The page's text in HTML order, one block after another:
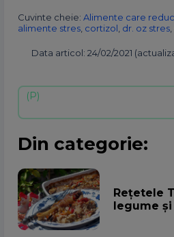
Cuvinte cheie: Alimente care
alimente stres cortizol dr. oz stres
Data articol: 24/02/2021
Din categorie:
Rețetele
legume